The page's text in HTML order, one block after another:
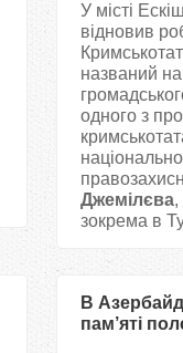
У місті
відновив
названий на
одного з
Джемілєва,
зокрема в
В
пам’яті